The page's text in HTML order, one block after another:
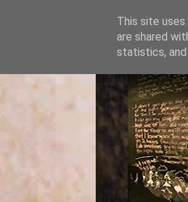
This site
are shared
statistics,